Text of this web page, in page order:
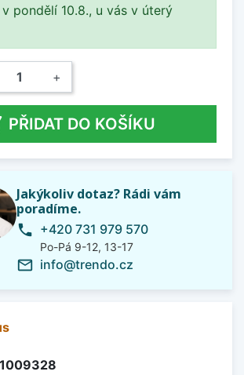
v pondělí 10.8., u vás v úterý
+
PŘIDAT DO KOŠÍKU
Jakýkoliv dotaz? Rádi vám
poradíme.
phone +420 731 979 570
Po-Pá 9-12, 13-17
mail_outline info@trendo.cz
1009328